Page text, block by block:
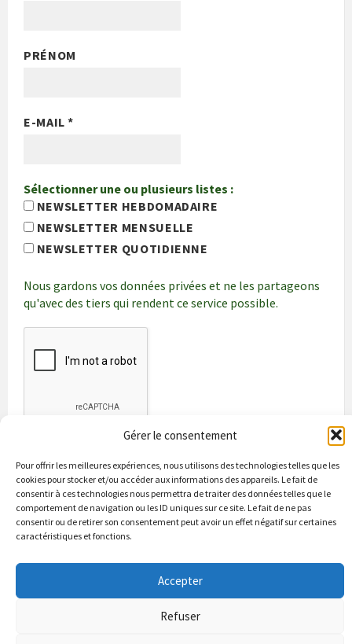
Gérer le consentement
Pour offrir les meilleures expériences, nous utilisons des technologies telles que les
cookies pour stocker et/ou accéder aux informations des appareils. Le fait de
consentir à ces technologies nous permettra de traiter des données telles que le
comportement de navigation ou les ID uniques sur ce site. Le fait de ne pas
consentir ou de retirer son consentement peut avoir un effet négatif sur certaines
caractéristiques et fonctions.
Accepter
Refuser
PRÉNOM
E-MAIL*
Sélectionner une ou plusieurs listes :
NEWSLETTER HEBDOMADAIRE
NEWSLETTER MENSUELLE
NEWSLETTER QUOTIDIENNE
Nous gardons vos données privées et ne les partageons
qu'avec des tiers qui rendent ce service possible.
Les bonnes adresses
Contacts & renseignements
© 2026 Site officiel de la commune de Puycapel dans le Cantal
Conformité à la loi RGPD